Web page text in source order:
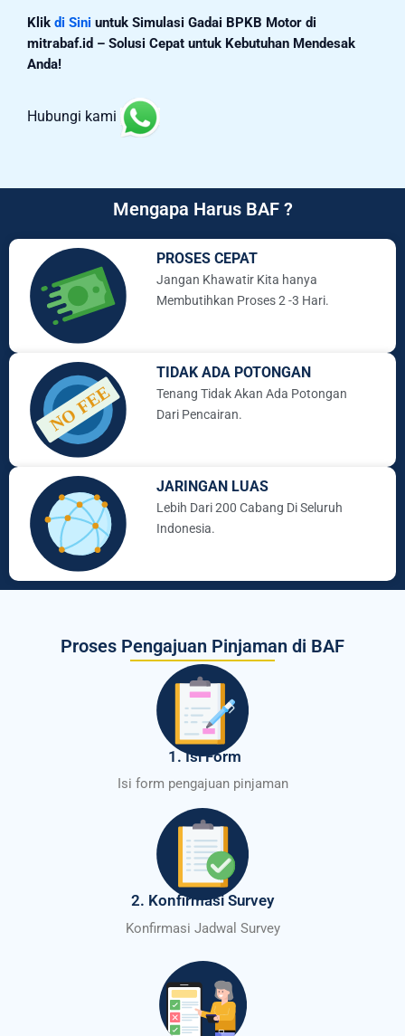
Klik di Sini untuk Simulasi Gadai BPKB Motor di
mitrabaf.id – Solusi Cepat untuk Kebutuhan Mendesak
Anda!
Hubungi kami
Mengapa Harus BAF ?
PROSES CEPAT
Jangan Khawatir Kita hanya
Membutihkan Proses 2 -3 Hari.
TIDAK ADA POTONGAN
Tenang Tidak Akan Ada Potongan
Dari Pencairan.
JARINGAN LUAS
Lebih Dari 200 Cabang Di Seluruh
Indonesia.
Proses Pengajuan Pinjaman di BAF
1. Isi Form
Isi form pengajuan pinjaman
2. Konfirmasi Survey
Konfirmasi Jadwal Survey